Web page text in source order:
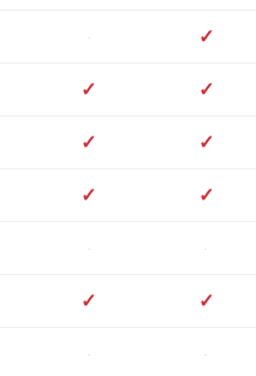
· ✓
✓ ✓
✓ ✓
✓ ✓
·
·
✓ ✓
·
·